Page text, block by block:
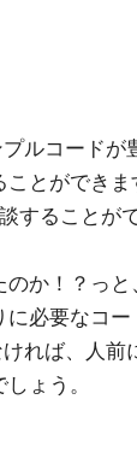
ルコードが
とができ
することが
のか！？っ
必要なコー
れば、人前
ょう。